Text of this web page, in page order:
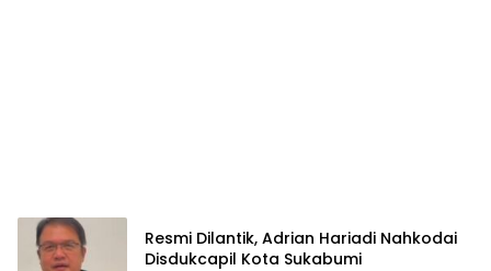
Resmi Dilantik, Adrian Hariadi Nahkodai
Disdukcapil Kota Sukabumi